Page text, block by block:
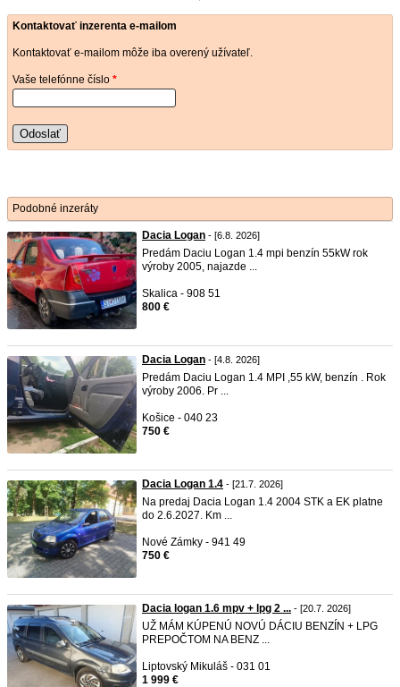
Kontaktovať inzerenta e-mailom
Kontaktovať e-mailom môže iba overený užívateľ.
Vaše telefónne číslo *
Odoslať
Podobné inzeráty
Dacia Logan - [6.8. 2026]
Predám Daciu Logan 1.4 mpi benzín 55kW rok
výroby 2005, najazde ...
Skalica - 908 51
800 €
Dacia Logan - [4.8. 2026]
Predám Daciu Logan 1.4 MPI ,55 kW, benzín . Rok
výroby 2006. Pr ...
Košice - 040 23
750 €
Dacia Logan 1.4 - [21.7. 2026]
Na predaj Dacia Logan 1.4 2004 STK a EK platne
do 2.6.2027. Km ...
Nové Zámky - 941 49
750 €
Dacia logan 1.6 mpv + lpg 2 ... - [20.7. 2026]
UŽ MÁM KÚPENÚ NOVÚ DÁCIU BENZÍN + LPG
PREPOČTOM NA BENZ ...
Liptovský Mikuláš - 031 01
1 999 €